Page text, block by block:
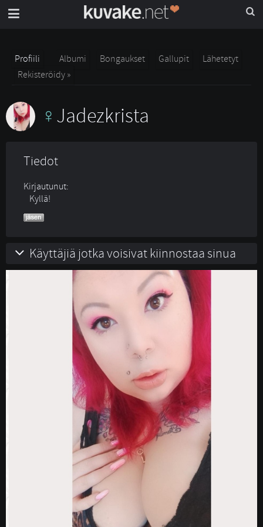
Profiili Albumi Bongaukset Gallupit
Lähetetyt
Rekisteröidy »
Jadezkrista
Tiedot
Kirjautunut:
Kyllä!
Käyttäjiä jotka voisivat kiinnostaa sinua